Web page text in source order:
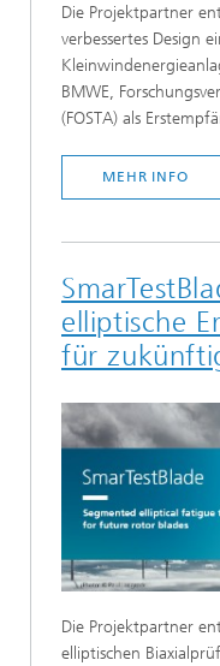
Die Projektpartner
verbessertes Design
BMWE,
(FOSTA) als
MEHR INFO
elliptische
für
Die Projektpartner
elliptischen